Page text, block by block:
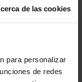
de las cookies
para personalizar
de redes